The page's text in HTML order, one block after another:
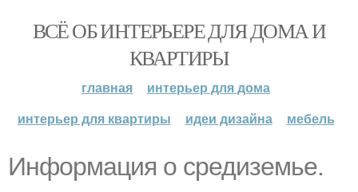
ВСЁ ОБ ИНТЕРЬЕРЕ ДЛЯ ДОМА И
КВАРТИРЫ
главная
интерьер для дома
интерьер для квартиры
идеи дизайна мебель
Информация о средиземье.